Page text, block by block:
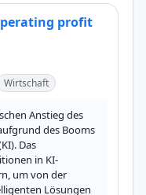
profit
Wirtschaft
Anstieg des
des Booms
Das
in KI-
um von der
Lösungen